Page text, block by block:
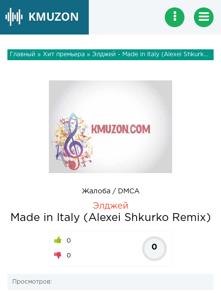
Главный » Хит премьера » Элджей - Made in Italy (Alexei Shkurko Remix)
Жалоба / DMCA
Элджей
Made in Italy (Alexei Shkurko Remix)
0
0
0
Просмотров: